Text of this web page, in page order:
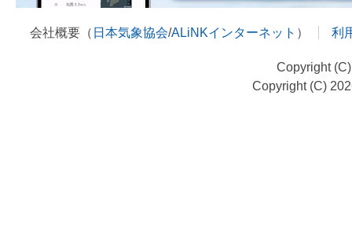
会社概要（ 日本気象協会/ALiNKインターネット ） 利
Copyright
Copyright (C)